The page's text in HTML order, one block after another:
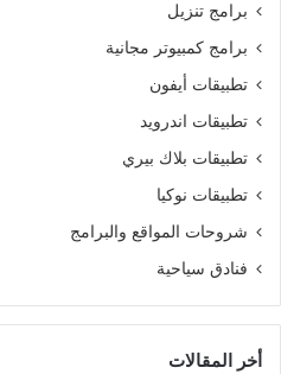
برامج تنزيل
برامج كمبيوتر مجانية
تطبيقات أيفون
تطبيقات اندرويد
تطبيقات بلاك بيري
تطبيقات نوكيا
شروحات المواقع والبرامج
فنادق سياحية
أخر المقالات